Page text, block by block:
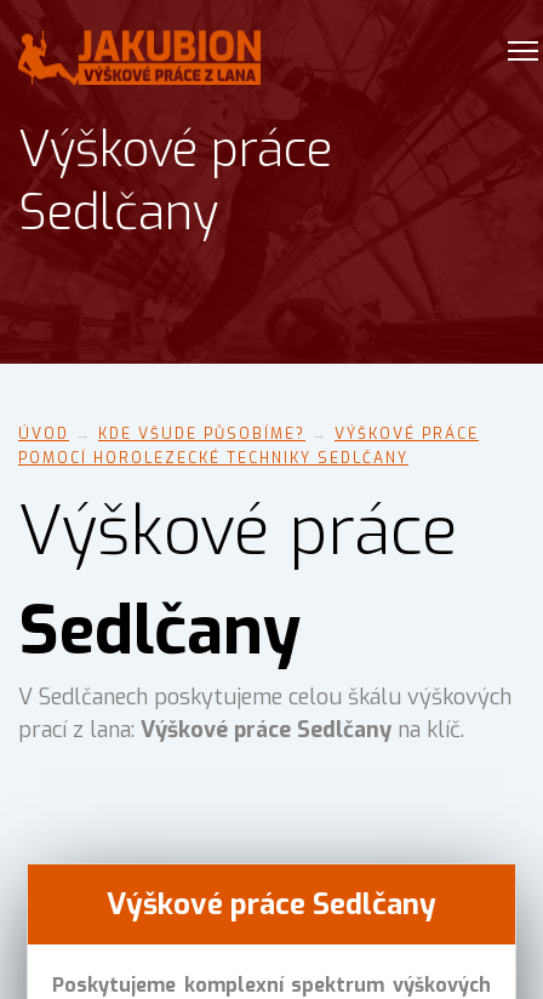
Výškové práce
Sedlčany
ÚVOD → KDE VŠUDE PŮSOBÍME? → VÝŠKOVÉ PRÁCE
POMOCÍ HOROLEZECKÉ TECHNIKY SEDLČANY
Výškové práce
Sedlčany
V Sedlčanech poskytujeme celou škálu výškových
prací z lana: Výškové práce Sedlčany na klíč.
Výškové práce Sedlčany
Poskytujeme komplexní spektrum výškových